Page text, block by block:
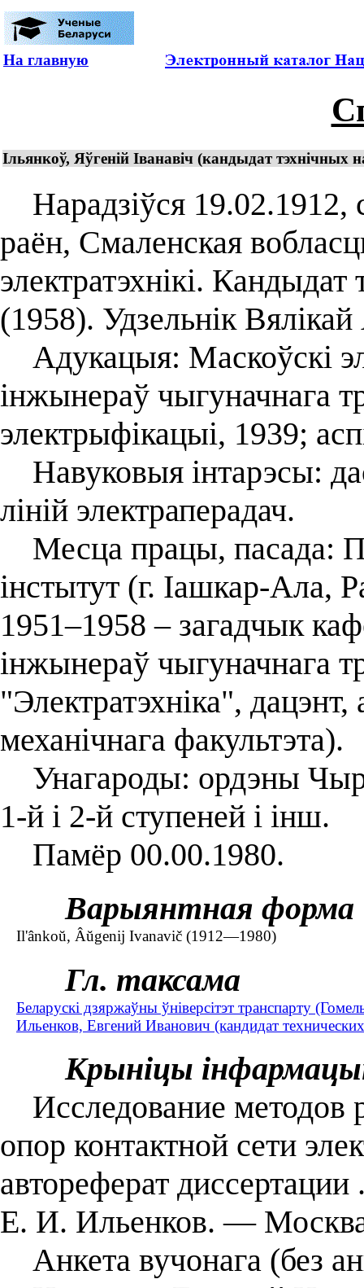
На главную
Ільянкоў, Яўгеній Іванавіч (кандыдат тэхнічных
Нарадзіўся 19.02.1912,
раён, Смаленская
электратэхнікі.
(1958). Удзельнік
Адукацыя: Маскоўскі
інжынераў чыгуначнага
электрыфікацыі, 1939;
Навуковыя інтарэсы:
ліній электраперадач.
Месца працы, пасада:
інстытут (г. Іашкар-Ала,
1951–1958 – загадчык
інжынераў чыгуначнага
"Электратэхніка",
механічнага факультэта).
Унагароды: ордэны
1-й і 2-й ступеней і інш.
Памёр 00.00.1980.
Варыянтная форма
Il'ânkoŭ, Âŭgenij Ivanavič (1912—1980)
Гл. таксама
Беларускі дзяржаўны ўніверсітэт транспарту
Ильенков, Евгений Иванович (кандидат
Крыніцы
Исследование методов
опор контактной сети
автореферат
Е. И. Ильенков. —
Анкета вучонага (без